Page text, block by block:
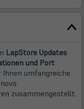
LapStore Updates
und Port
umfangreiche
zusammengestellt.